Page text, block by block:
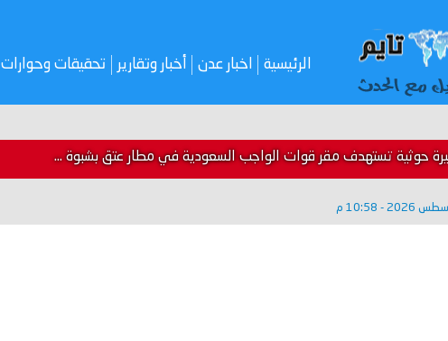
الرئيسية اخبار عدن أخبار وتقارير تحقيقات وحوارات
حوثية تستهدف مقر قوات الواجب السعودية في مطار عتق بشبوة ...